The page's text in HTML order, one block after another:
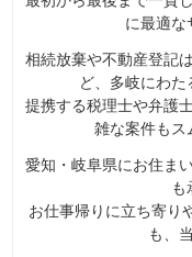
に最適な
相続放棄や不動産登記
ど、多岐にわた
提携する税理士や弁護
雑な案件もス
愛知・岐阜県にお住ま
も
お仕事帰りに立ち寄り
も、